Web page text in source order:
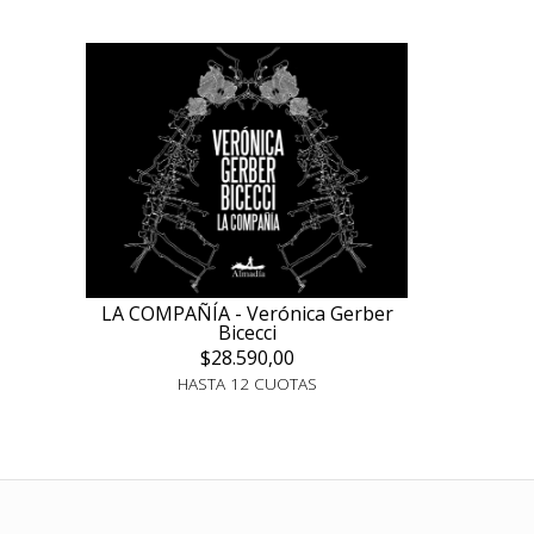
LA COMPAÑÍA - Verónica Gerber
Bicecci
$28.590,00
HASTA 12 CUOTAS